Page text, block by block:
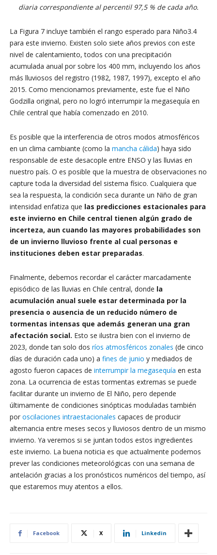
diaria correspondiente al percentil 97,5 % de cada año.
La Figura 7 incluye también el rango esperado para Niño3.4
para este invierno. Existen solo siete años previos con este
nivel de calentamiento, todos con una precipitación
acumulada anual por sobre los 400 mm, incluyendo los años
más lluviosos del registro (1982, 1987, 1997), excepto el año
2015. Como mencionamos previamente, este fue el Niño
Godzilla original, pero no logró interrumpir la megasequía en
Chile central que había comenzado en 2010.
Es posible que la interferencia de otros modos atmosféricos
en un clima cambiante (como la mancha cálida) haya sido
responsable de este desacople entre ENSO y las lluvias en
nuestro país. O es posible que la muestra de observaciones no
capture toda la diversidad del sistema físico. Cualquiera que
sea la respuesta, la condición seca durante un Niño de gran
intensidad enfatiza que las predicciones estacionales para
este invierno en Chile central tienen algún grado de
incerteza, aun cuando las mayores probabilidades son
de un invierno lluvioso frente al cual personas e
instituciones deben estar preparadas.
Finalmente, debemos recordar el carácter marcadamente
episódico de las lluvias en Chile central, donde la
acumulación anual suele estar determinada por la
presencia o ausencia de un reducido número de
tormentas intensas que además generan una gran
afectación social. Esto se ilustra bien con el invierno de
2023, donde tan solo dos ríos atmosféricos zonales (de cinco
días de duración cada uno) a fines de junio y mediados de
agosto fueron capaces de interrumpir la megasequía en esta
zona. La ocurrencia de estas tormentas extremas se puede
facilitar durante un invierno de El Niño, pero depende
últimamente de condiciones sinópticas moduladas también
por oscilaciones intraestacionales capaces de producir
alternancia entre meses secos y lluviosos dentro de un mismo
invierno. Ya veremos si se juntan todos estos ingredientes
este invierno. La buena noticia es que actualmente podemos
prever las condiciones meteorológicas con una semana de
antelación gracias a los pronósticos numéricos del tiempo, así
que estaremos muy atentos a ellos.
Facebook X Linkedin